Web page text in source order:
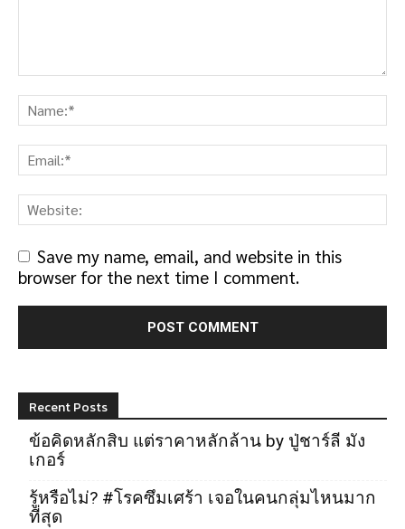
Save my name, email, and website in this
browser for the next time I comment.
Recent Posts
ข้อคิดหลักสิบ แต่ราคาหลักล้าน by ปู่ชาร์ลี มัง
เกอร์
รู้หรือไม่? #โรคซึมเศร้า เจอในคนกลุ่มไหนมาก
ที่สุด